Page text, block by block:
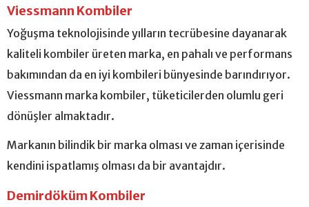
Viessmann Kombiler
Yoğuşma teknolojisinde yılların tecrübesine dayanarak
kaliteli kombiler üreten marka, en pahalı ve performans
bakımından da en iyi kombileri bünyesinde barındırıyor.
Viessmann marka kombiler, tüketicilerden olumlu geri
dönüşler almaktadır.
Markanın bilindik bir marka olması ve zaman içerisinde
kendini ispatlamış olması da bir avantajdır.
Demirdöküm Kombiler